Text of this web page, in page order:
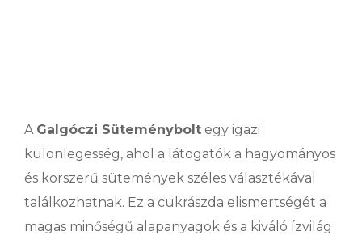
A Galgóczi Süteménybolt egy igazi
különlegesség, ahol a látogatók a hagyományos
és korszerű sütemények széles választékával
találkozhatnak. Ez a cukrászda elismertségét a
magas minőségű alapanyagok és a kiváló ízvilág